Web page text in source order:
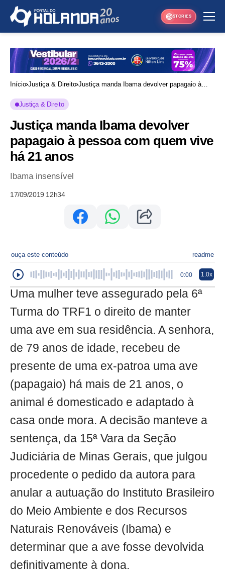
STORIES
Início Justiça & Direito Justiça manda Ibama devolver papagaio à
Justiça & Direito
Justiça manda Ibama devolver
papagaio à pessoa com quem vive
há 21 anos
Ibama insensível
17/09/2019 12h34
ouça este conteúdo readme
0:00 1.0x
Uma mulher teve assegurado pela 6ª
Turma do TRF1 o direito de manter
uma ave em sua residência. A senhora,
de 79 anos de idade, recebeu de
presente de uma ex-patroa uma ave
(papagaio) há mais de 21 anos, o
animal é domesticado e adaptado à
casa onde mora. A decisão manteve a
sentença, da 15ª Vara da Seção
Judiciária de Minas Gerais, que julgou
procedente o pedido da autora para
anular a autuação do Instituto Brasileiro
do Meio Ambiente e dos Recursos
Naturais Renováveis (Ibama) e
determinar que a ave fosse devolvida
definitivamente à dona.